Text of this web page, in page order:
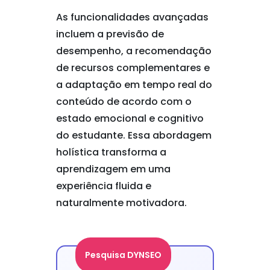
As funcionalidades avançadas
incluem a previsão de
desempenho, a recomendação
de recursos complementares e
a adaptação em tempo real do
conteúdo de acordo com o
estado emocional e cognitivo
do estudante. Essa abordagem
holística transforma a
aprendizagem em uma
experiência fluida e
naturalmente motivadora.
Pesquisa DYNSEO